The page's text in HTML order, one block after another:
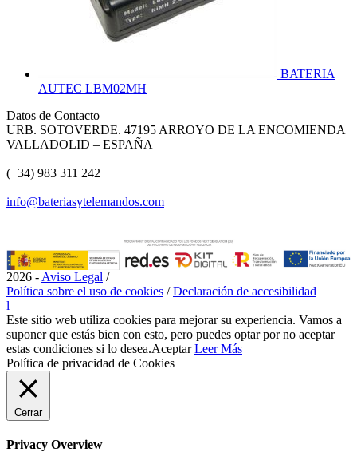
BATERIA
AUTEC LBM02MH
Datos de Contacto
URB. SOTOVERDE. 47195 ARROYO DE LA ENCOMIENDA
VALLADOLID – ESPAÑA
(+34) 983 311 242
info@bateriasytelemandos.com
2026 - Aviso Legal /
Política sobre el uso de cookies /Declaración de accesibilidad
l
Este sitio web utiliza cookies para mejorar su experiencia. Vamos a
suponer que estás bien con esto, pero puedes optar por no aceptar
estas condiciones si lo desea.Aceptar Leer Más
Política de privacidad de Cookies
Cerrar
Privacy Overview